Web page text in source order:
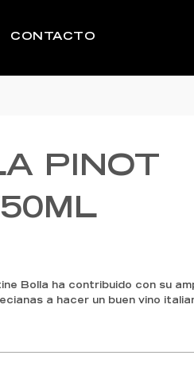
CONTACTO
PINOT
Bolla ha contribuido con su
a hacer un buen vino